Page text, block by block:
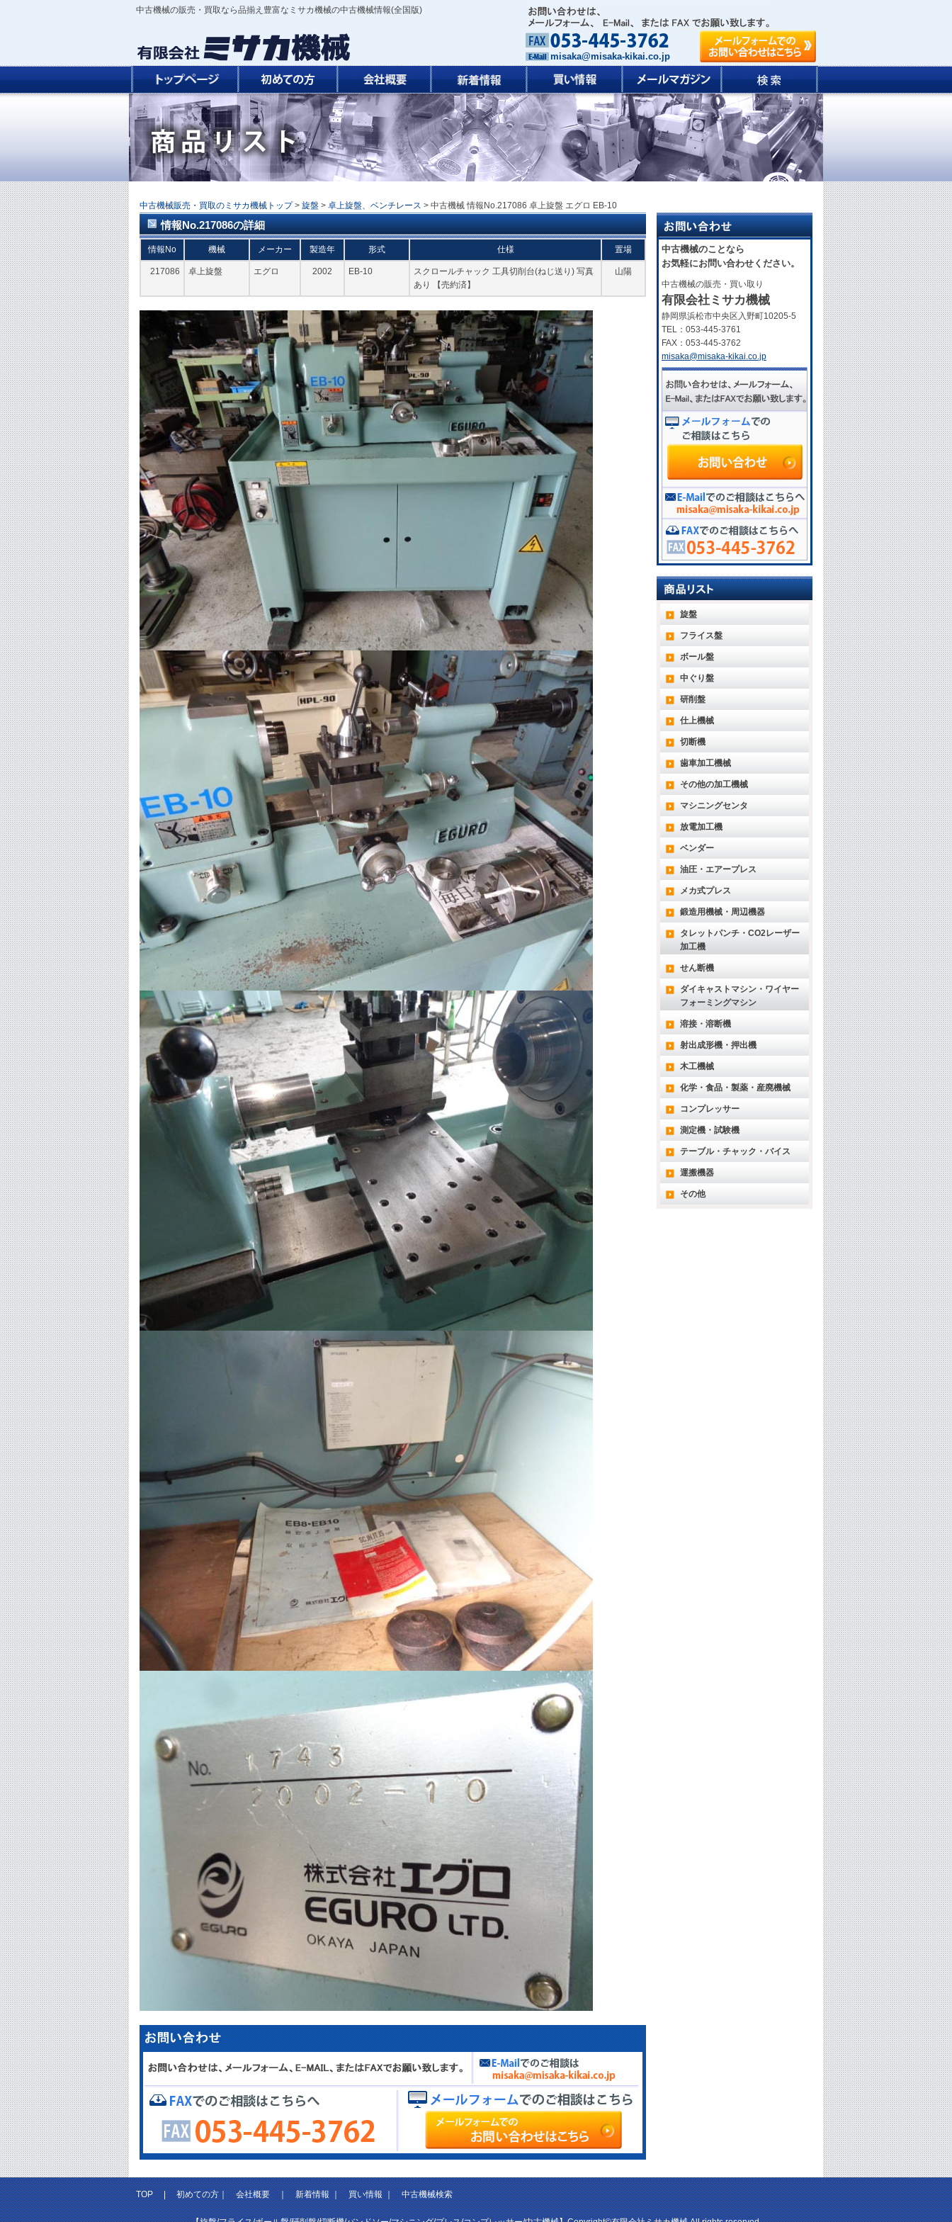
中古機械の販売・買取なら品揃え豊富なミサカ機械の中古機械情報(全国版)
misaka@misaka-kikai.co.jp
中古機械販売・買取のミサカ機械トップ > 旋盤 > 卓上旋盤、ベンチレース > 中古機械 情報No.217086 卓上旋盤 エグロ EB-10
情報No.217086の詳細
情報No 機械 メーカー 製造年 形式 仕様 置場
217086 卓上旋盤 エグロ 2002 EB-10
スクロールチャック 工具切削台(ねじ送り) 写真
あり 【売約済】
山陽
中古機械のことなら
お気軽にお問い合わせください。
中古機械の販売・買い取り
有限会社ミサカ機械
静岡県浜松市中央区入野町10205-5
TEL：053-445-3761
FAX：053-445-3762
misaka@misaka-kikai.co.jp
旋盤
フライス盤
ボール盤
中ぐり盤
研削盤
仕上機械
切断機
歯車加工機械
その他の加工機械
マシニングセンタ
放電加工機
ベンダー
油圧・エアープレス
メカ式プレス
鍛造用機械・周辺機器
タレットパンチ・CO2レーザー
加工機
せん断機
ダイキャストマシン・ワイヤー
フォーミングマシン
溶接・溶断機
射出成形機・押出機
木工機械
化学・食品・製薬・産廃機械
コンプレッサー
測定機・試験機
テーブル・チャック・バイス
運搬機器
その他
TOP|初めての方｜会社概要｜新着情報｜買い情報｜中古機械検索